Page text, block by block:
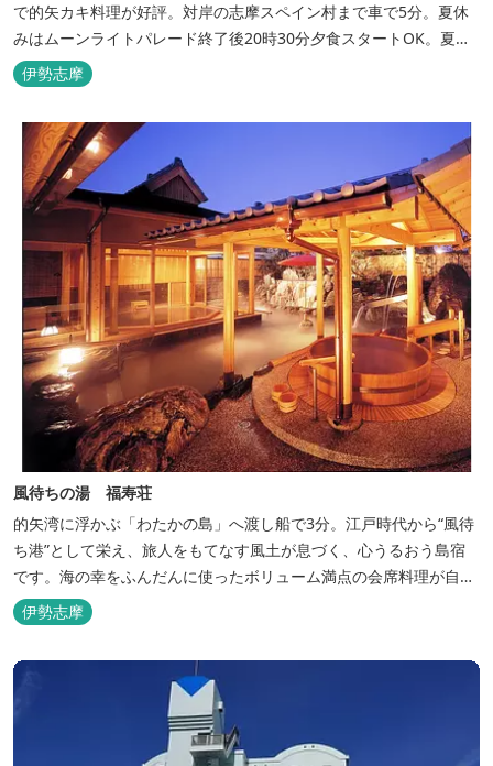
で的矢カキ料理が好評。対岸の志摩スペイン村まで車で5分。夏休
みはムーンライトパレード終了後20時30分夕食スタートOK。夏ガ
キ6月～8月も好評。
伊勢志摩
風待ちの湯 福寿荘
的矢湾に浮かぶ「わたかの島」へ渡し船で3分。江戸時代から“風待
ち港”として栄え、旅人をもてなす風土が息づく、心うるおう島宿
です。海の幸をふんだんに使ったボリューム満点の会席料理が自
慢。肌にやさしい天然の療養泉が満喫できるお風呂は、伊勢志摩最
大級の庭園露天風呂です。
伊勢志摩